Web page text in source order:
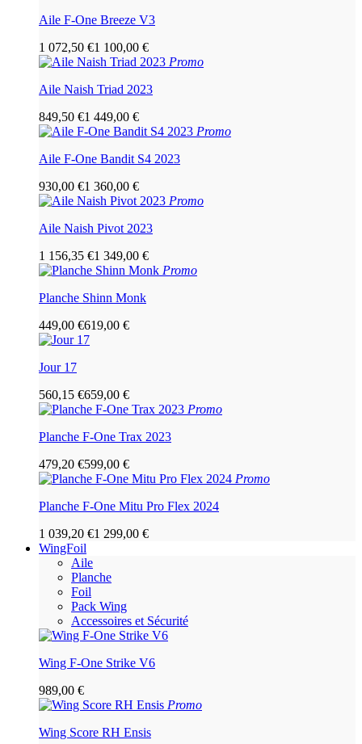
Aile F-One Breeze V3
1 072,50 €1 100,00 €
Promo
Aile Naish Triad 2023
849,50 €1 449,00 €
Promo
Aile F-One Bandit S4 2023
930,00 €1 360,00 €
Promo
Aile Naish Pivot 2023
1 156,35 €1 349,00 €
Promo
Planche Shinn Monk
449,00 €619,00 €
Jour 17
560,15 €659,00 €
Promo
Planche F-One Trax 2023
479,20 €599,00 €
Promo
Planche F-One Mitu Pro Flex 2024
1 039,20 €1 299,00 €
WingFoil
Aile
Planche
Foil
Pack Wing
Accessoires et Sécurité
Wing F-One Strike V6
989,00 €
Promo
Wing Score RH Ensis